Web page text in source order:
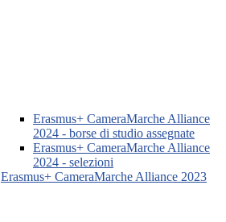
Erasmus+ CameraMarche Alliance
2024 - borse di studio assegnate
Erasmus+ CameraMarche Alliance
2024 - selezioni
Erasmus+ CameraMarche Alliance 2023